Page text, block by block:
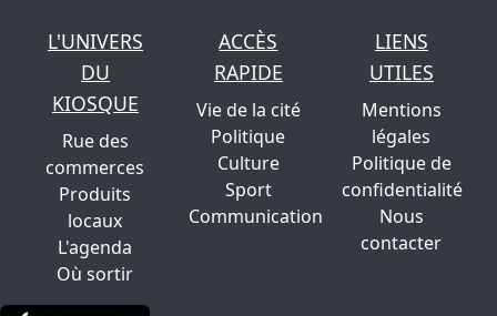
L'UNIVERS
DU
KIOSQUE
Rue des
commerces
Produits
locaux
L'agenda
Où sortir
ACCÈS
RAPIDE
Vie de la cité
Politique
Culture
Sport
Communication
LIENS
UTILES
Mentions
légales
Politique de
confidentialité
Nous
contacter